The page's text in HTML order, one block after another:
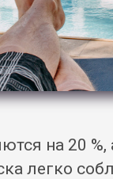
на 20 %,
легко